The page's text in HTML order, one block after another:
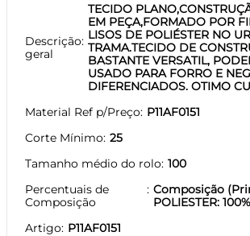
Descrição
geral
TECIDO
EM PEÇA,FORMADO POR
LISOS DE POLIÉSTER NO
TRAMA.TECIDO DE
BASTANTE VERSATIL,
USADO PARA FORRO E
DIFERENCIADOS. OTIMO
Material Ref p/Preço P11AF0151
Corte Mínimo 25
Tamanho médio do rolo 100
Percentuais de
Composição
Composição
POLIESTER: 100%
Artigo P11AF0151